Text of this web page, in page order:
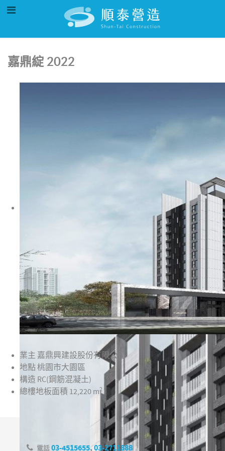
嘉鼎綻 2022
業主 嘉鼎興建設股份有限公司
地點桃園市大園區
構造 RC(鋼筋混凝土)
總樓地板面積 12,220 m2
電話 03-4515655,03-2711888